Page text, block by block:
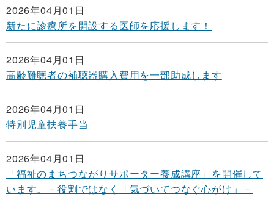
2026年04月01日
新たに診療所を開設する医師を応援します！
2026年04月01日
高齢難聴者の補聴器購入費用を一部助成します
2026年04月01日
特別児童扶養手当
2026年04月01日
「福祉のまちつながりサポーター養成講座」を開催して
います。－役割ではなく「気づいてつなぐ心がけ」－